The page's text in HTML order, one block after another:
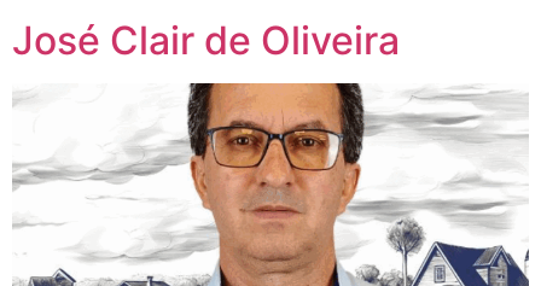
José Clair de Oliveira